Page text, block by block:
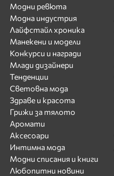
Модни ревюта
Модна индустрия
Лайфстайл хроника
Манекени и модели
Конкурси и награди
Млади дизайнери
Тенденции
Световна мода
Здраве и красота
Грижи за тялото
Аромати
Аксесоари
Интимна мода
Модни списания и книги
Любопитни новини